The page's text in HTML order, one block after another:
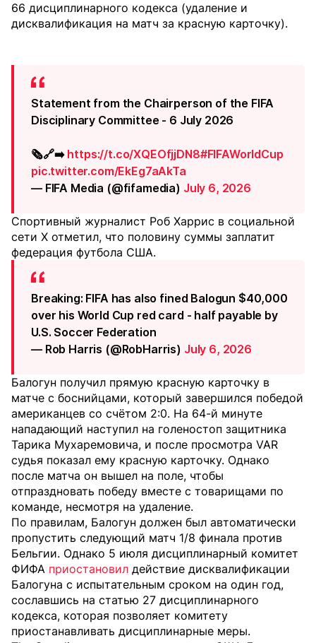
66 дисциплинарного кодекса (удаление и
дисквалификация на матч за красную карточку).
Statement from the Chairperson of the FIFA
Disciplinary Committee - 6 July 2026
🗞️🔗➡️ https://t.co/XQEOfjjDN8#FIFAWorldCup
pic.twitter.com/EkEg7aAkTa
— FIFA Media (@fifamedia) July 6, 2026
Спортивный журналист Роб Харрис в социальной
сети Х отметил, что половину суммы заплатит
федерация футбола США.
Breaking: FIFA has also fined Balogun $40,000
over his World Cup red card - half payable by
U.S. Soccer Federation
— Rob Harris (@RobHarris) July 6, 2026
Балогун получил прямую красную карточку в
матче с боснийцами, который завершился победой
американцев со счётом 2:0. На 64-й минуте
нападающий наступил на голеностоп защитника
Тарика Мухаремовича, и после просмотра VAR
судья показал ему красную карточку. Однако
после матча он вышел на поле, чтобы
отпраздновать победу вместе с товарищами по
команде, несмотря на удаление.
По правилам, Балогун должен был автоматически
пропустить следующий матч 1/8 финала против
Бельгии. Однако 5 июля дисциплинарный комитет
ФИФА приостановил действие дисквалификации
Балогуна с испытательным сроком на один год,
сославшись на статью 27 дисциплинарного
кодекса, которая позволяет комитету
приостанавливать дисциплинарные меры.